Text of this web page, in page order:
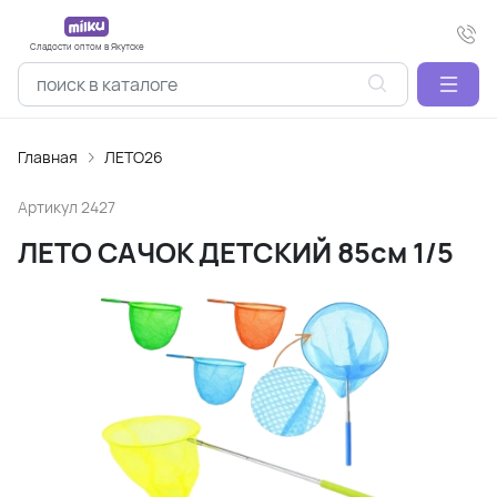
Сладости оптом в Якутске
Главная ЛЕТО26
Артикул 2427
ЛЕТО САЧОК ДЕТСКИЙ 85см 1/5